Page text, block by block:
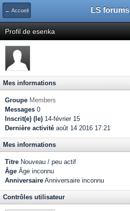
← Accueil LS forums
Profil de esenka
Mes informations
Groupe Members
Messages 0
Inscrit(e) (le) 14-février 15
Dernière activité août 14 2016 17:21
Mes informations
Titre Nouveau / peu actif
Âge Âge inconnu
Anniversaire Anniversaire inconnu
Contrôles utilisateur